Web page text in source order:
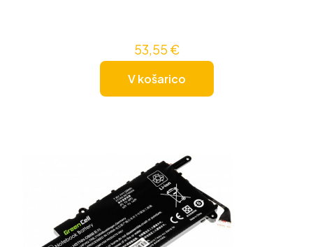
53,55 €
V košarico